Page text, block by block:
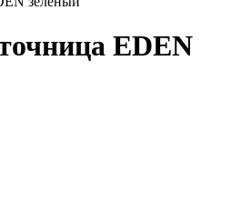
EDEN